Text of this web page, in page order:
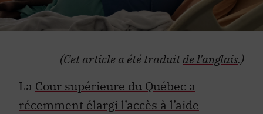
(Cet article a été traduitde l’anglais.)
La Cour supérieure du Québec a
récemment élargi l’accès à l’aide